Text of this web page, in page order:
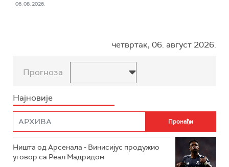
06. 08. 2026.
четвртак, 06. август 2026.
Прогноза
Најновије
Ништа од Арсенала - Винисијус продужио
уговор са Реал Мадридом